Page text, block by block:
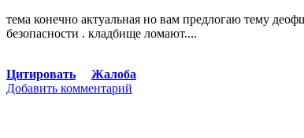
тема конечно актуальная но вам предлогаю тему
безопасности . кладбище ломают....
Цитировать
Жалоба
Добавить комментарий